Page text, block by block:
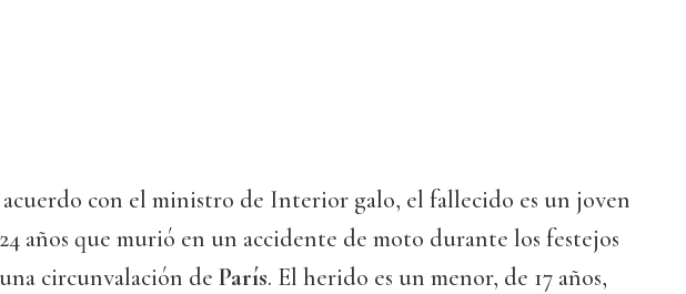
con el ministro de Interior galo, el fallecido es un joven
años que murió en un accidente de moto durante los festejos
circunvalación de París. El herido es un menor, de 17 años,